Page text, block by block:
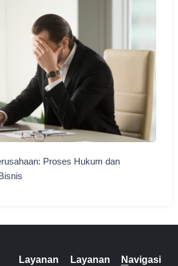
Proses Hukum dan
Layanan
Layanan
Navigasi